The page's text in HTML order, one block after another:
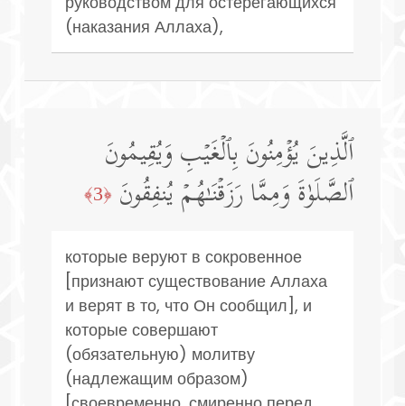
(наказания Аллаха),
ٱلَّذِینَ یُؤۡمِنُونَ بِٱلۡغَیۡبِ وَیُقِیمُونَ
ٱلصَّلَوٰةَ وَمِمَّا رَزَقۡنَـٰهُمۡ یُنفِقُونَ ﴿3﴾
которые веруют в сокровенное
[признают существование Аллаха
и верят в то, что Он сообщил], и
которые совершают
(обязательную) молитву
(надлежащим образом)